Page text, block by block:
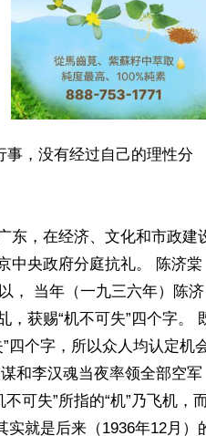
事，没有经过自己的理性分
东，在经济、文化和市政建
中央政府分庭抗礼。 陈济棠
， 当年（一九三六年）陈济
，获赐“机不可失”四个字。
四个字，所以众人均认定机
和李汉魂当夜率领全部空军
可失”所指的“机”乃飞机，而
实就是后来（1936年12月）